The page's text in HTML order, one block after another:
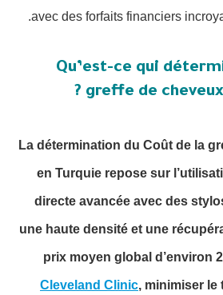
avec des forfaits financiers
Qu’est-ce qui
greffe de cheveux
La détermination du Coût de la
en Turquie repose sur
directe avancée avec des
une haute densité et une
prix moyen global d’environ
Cleveland Clinic, minimiser le